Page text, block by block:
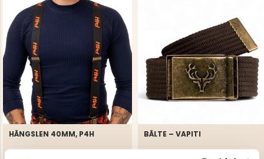
HÄNGSLEN 40MM, P4H
Betyg:
4.9 utav 5 stjärnor
BÄLTE – VAPITI
Betyg:
4.3 utav 5 stjärnor